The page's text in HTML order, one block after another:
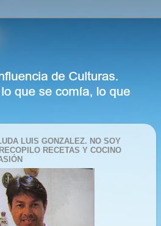
LUIS GONZALEZ. NO SOY
RECETAS Y COCINO